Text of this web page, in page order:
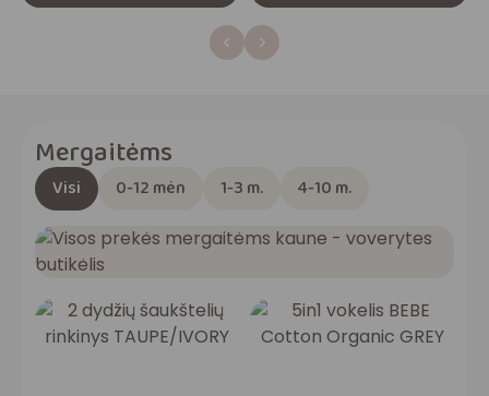
Mergaitėms
Visi 0-12 mėn 1-3 m. 4-10 m.